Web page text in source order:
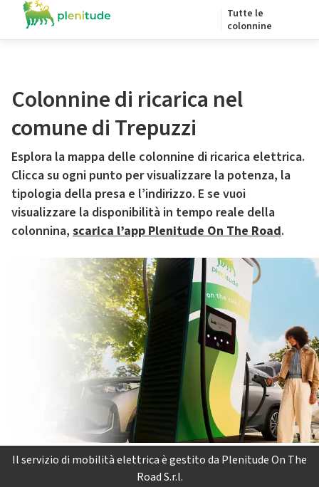
Tutte le
colonnine
Colonnine di ricarica nel
comune di Trepuzzi
Esplora la mappa delle colonnine di ricarica elettrica.
Clicca su ogni punto per visualizzare la potenza, la
tipologia della presa e l’indirizzo. E se vuoi
visualizzare la disponibilità in tempo reale della
colonnina, scarica l’app Plenitude On The Road.
Il servizio di mobilità elettrica è gestito da Plenitude On The
Road S.r.l.